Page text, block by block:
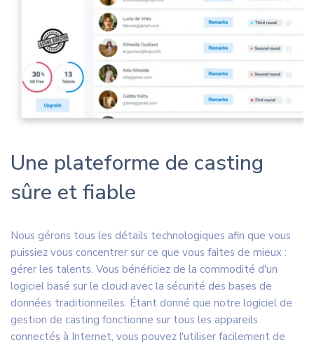
Une plateforme de casting
sûre et fiable
Nous gérons tous les détails technologiques afin que vous
puissiez vous concentrer sur ce que vous faites de mieux :
gérer les talents. Vous bénéficiez de la commodité d'un
logiciel basé sur le cloud avec la sécurité des bases de
données traditionnelles. Étant donné que notre logiciel de
gestion de casting fonctionne sur tous les appareils
connectés à Internet, vous pouvez l'utiliser facilement de